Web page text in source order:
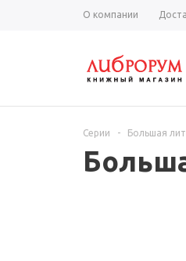
О компании
Серии - Большая